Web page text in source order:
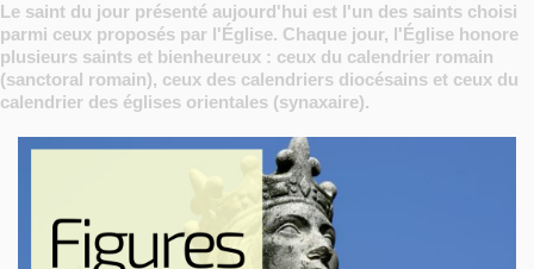
Le saint du jour présenté aujourd'hui est l'un des saints choisi
parmi ceux proposés par l'Église. Chaque jour, l'Église honore
plusieurs saints et bienheureux : ceux du calendrier romain
(sanctoral romain), ceux des calendriers diocésains et ceux du
calendrier des églises orientales (synaxaire).